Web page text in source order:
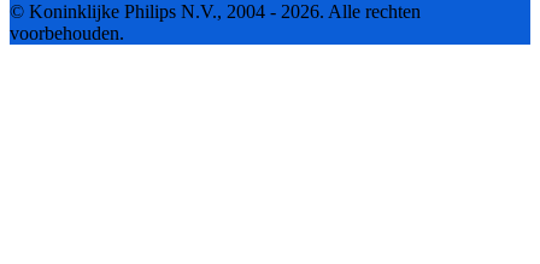
© Koninklijke Philips N.V., 2004 - 2026. Alle rechten
voorbehouden.